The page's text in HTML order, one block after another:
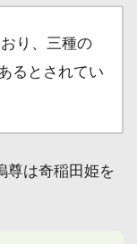
り、三種の
るとされてい
尊は奇稲田姫を